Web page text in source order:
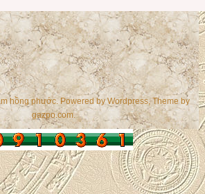
hồng phước. Powered byWordpress, Theme by
gazpo.com.